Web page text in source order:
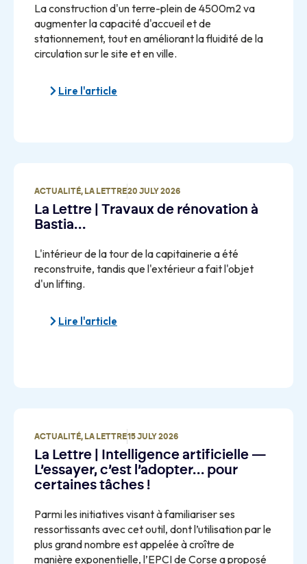
La construction d'un terre-plein de 4500m2 va
augmenter la capacité d'accueil et de
stationnement, tout en améliorant la fluidité de la
circulation sur le site et en ville.
Lire l'article
ACTUALITÉ, LA LETTRE20 JULY 2026
La Lettre | Travaux de rénovation à
Bastia…
L'intérieur de la tour de la capitainerie a été
reconstruite, tandis que l'extérieur a fait l'objet
d'un lifting.
Lire l'article
ACTUALITÉ, LA LETTRE15 JULY 2026
La Lettre | Intelligence artificielle —
L’essayer, c’est l’adopter… pour
certaines tâches !
Parmi les initiatives visant à familiariser ses
ressortissants avec cet outil, dont l’utilisation par le
plus grand nombre est appelée à croître de
manière exponentielle, l’EPCI de Corse a proposé